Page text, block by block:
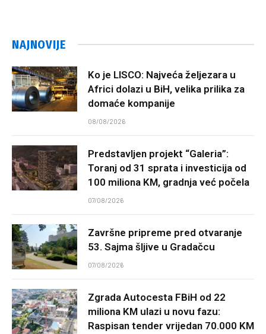
NAJNOVIJE
Ko je LISCO: Najveća željezara u
Africi dolazi u BiH, velika prilika za
domaće kompanije
08/08/2026
Predstavljen projekt “Galeria”:
Toranj od 31 sprata i investicija od
100 miliona KM, gradnja već počela
07/08/2026
Završne pripreme pred otvaranje
53. Sajma šljive u Gradačcu
07/08/2026
Zgrada Autocesta FBiH od 22
miliona KM ulazi u novu fazu:
Raspisan tender vrijedan 70.000 KM